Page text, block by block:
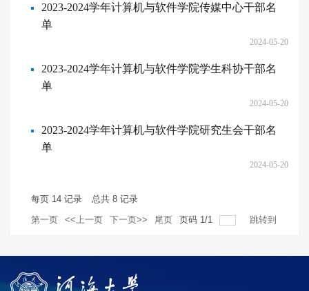
2023-2024学年计算机与软件学院传媒中心干部名
单
2024-05-20
2023-2024学年计算机与软件学院学生科协干部名
单
2024-05-20
2023-2024学年计算机与软件学院研究生会干部名
单
2024-05-20
每页 14 记录 总共 8 记录
第一页
<<上一页 下一页>> 尾页 页码 1 /1 跳转到